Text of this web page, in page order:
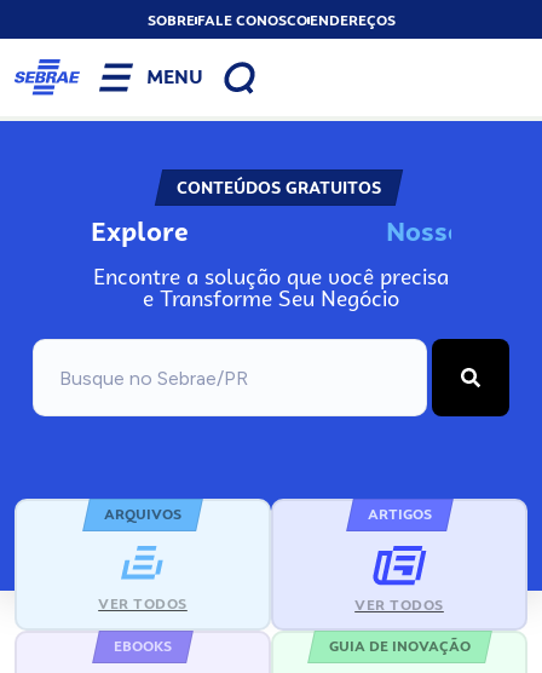
SOBREFALE CONOSCOENDEREÇOS
MENU
CONTEÚDOS GRATUITOS
Explore Nosso
Encontre a solução que você precisa
e Transforme Seu Negócio
ARQUIVOS
VER TODOS
ARTIGOS
VER TODOS
EBOOKS GUIA DE INOVAÇÃO